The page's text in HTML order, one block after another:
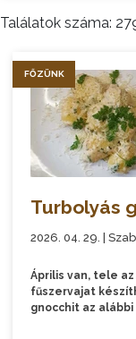
Találatok száma:
FŐZÜNK
Turbolyás
2026. 04. 29. |
Április van, tele
fűszervajat
gnocchit az